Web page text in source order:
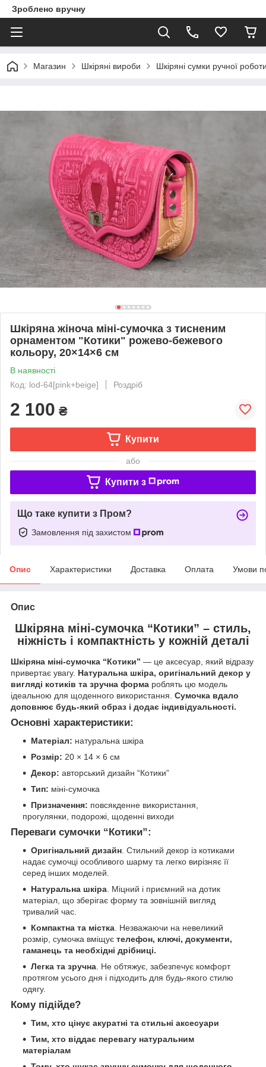
Зроблено вручну
Магазин Шкіряні вироби Шкіряні сумки ручної
Шкіряна жіноча міні-сумочка з тисненим
орнаментом "Котики" рожево-бежевого
кольору, 20×14×6 см
В наявності
Код: lod-64[pink+beige]
Роздріб
2 100 ₴
Купити
або
Купити з
Що таке купити з Пром?
Замовлення під захистом
Опис Характеристики Доставка Оплата Умови
Опис
Шкіряна міні-сумочка “Котики” – стиль,
ніжність і компактність у кожній деталі
Шкіряна міні-сумочка “Котики” — це аксесуар, який відразу
привертає увагу. Натуральна шкіра, оригінальний декор у
вигляді котиків та зручна форма роблять цю модель
ідеальною для щоденного використання. Сумочка вдало
доповнює будь-який образ і додає індивідуальності.
Основні характеристики:
Матеріал: натуральна шкіра
Розмір: 20 × 14 × 6 см
Декор: авторський дизайн “Котики”
Тип: міні-сумочка
Призначення: повсякденне використання,
прогулянки, подорожі, щоденні виходи
Переваги сумочки “Котики”:
Оригінальний дизайн . Стильний декор із котиками
надає сумочці особливого шарму та легко вирізняє її
серед інших моделей.
Натуральна шкіра . Міцний і приємний на дотик
матеріал, що зберігає форму та зовнішній вигляд
тривалий час.
Компактна та містка . Незважаючи на невеликий
розмір, сумочка вміщує телефон, ключі, документи,
гаманець та необхідні дрібниці.
Легка та зручна . Не обтяжує, забезпечує комфорт
протягом усього дня і підходить для будь-якого стилю
одягу.
Кому підійде?
Тим, хто цінує акуратні та стильні аксесуари
Тим, хто віддає перевагу натуральним
матеріалам